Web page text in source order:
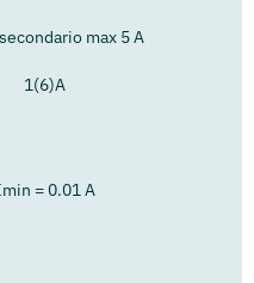
max 5 A
1(6)A
= 0.01 A